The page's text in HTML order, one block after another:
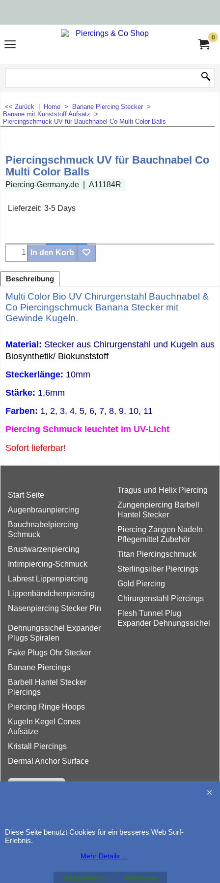
0
<< Zurück Home > Banane Piercing Stecker >
Banane mit Kunststoff Aufsatz >
Piercingschmuck UV für Bauchnabel Co Multi Color Balls
Piercingschmuck UV für Bauchnabel Co
Multi Color Balls
Piercing-Germany.de A11184R
Lieferzeit: 3-5 Days
In den Korb
Beschreibung
Multi Color Bio UV Chirurgenstahl Bauchnabel &
Co Piercingschmuck Banana Stecker mit
Gewinde Kugeln.
Material: Stecker aus Chirurgenstahl und Kugeln aus
Biosynthetik/ Biokunststoff
Steckerlänge: 10mm
Stärke: 1,6mm
Farben: 1, 2, 3, 4, 5, 6, 7, 8, 9, 10, 11
Piercing Schmuck leuchtet im UV-Licht
Sofort lieferbar!
Start Seite
Augenbraunpiercing
Bauchnabelpiercing
Schmuck
Brustwarzenpiercing
Intimpiercing-Schmuck
Labrest Lippenpiercing
Lippenbändchenpiercing
Nasenpiercing Stecker Pin
Tragus und Helix Piercing
Zungenpiercing Barbell
Hantel Stecker
Piercing Zangen Nadeln
Pflegemittel Zubehör
Titan Piercingschmuck
Sterlingsilber Piercings
Gold Piercing
Chirurgenstahl Piercings
Flesh Tunnel Plug
Expander Dehnungssichel
Dehnungssichel Expander
Plugs Spiralen
Fake Plugs Ohr Stecker
Banane Piercings
Barbell Hantel Stecker
Piercings
Piercing Ringe Hoops
Kugeln Kegel Cones
Aufsätze
Kristall Piercings
Dermal Anchor Surface
Diese Seite benutzt Cookies für ein besseres Web Surf-
Erlebnis.
Mehr Details ...
Akzeptieren Ablehnen